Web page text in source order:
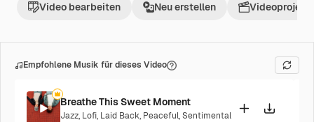
Video bearbeiten Neu erstellen Videoprojekt
Empfohlene Musik für dieses Video
Breathe This Sweet Moment
Jazz, Lofi, Laid Back, Peaceful,Sentimental